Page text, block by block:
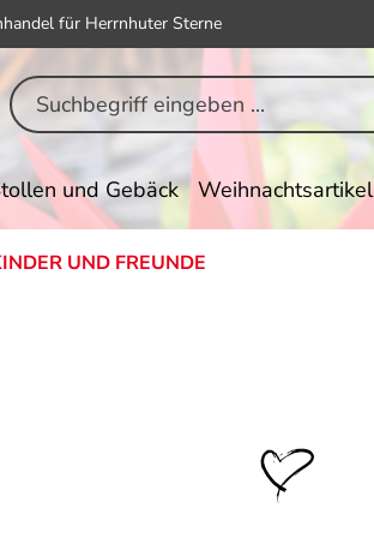
für Herrnhuter Sterne
und Gebäck Weihnachtsartikel
UND FREUNDE